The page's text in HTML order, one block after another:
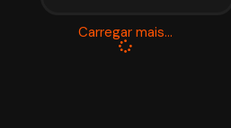
Carregar mais...